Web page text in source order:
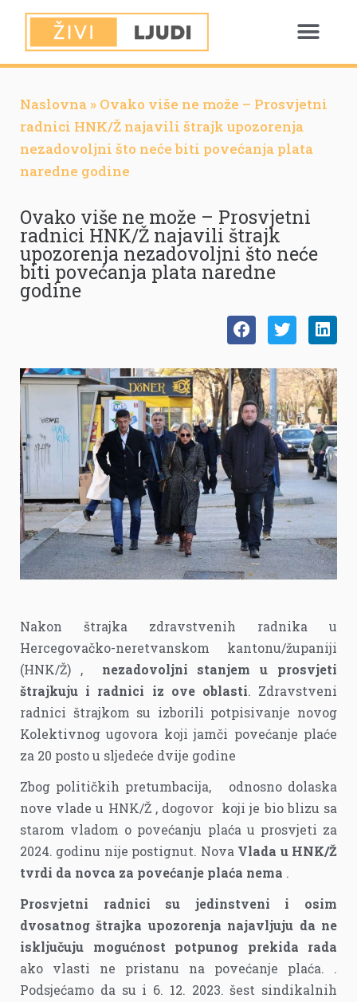
Naslovna » Ovako više ne može – Prosvjetni
radnici HNK/Ž najavili štrajk upozorenja
nezadovoljni što neće biti povećanja plata
naredne godine
Ovako više ne može – Prosvjetni
radnici HNK/Ž najavili štrajk
upozorenja nezadovoljni što neće
biti povećanja plata naredne
godine
Nakon štrajka zdravstvenih radnika u
Hercegovačko-neretvanskom kantonu/županiji
(HNK/Ž) , nezadovoljni stanjem u prosvjeti
štrajkuju i radnici iz ove oblasti. Zdravstveni
radnici štrajkom su izborili potpisivanje novog
Kolektivnog ugovora koji jamči povećanje plaće
za 20 posto u sljedeće dvije godine
Zbog političkih pretumbacija, odnosno dolaska
nove vlade u HNK/Ž , dogovor koji je bio blizu sa
starom vladom o povećanju plaća u prosvjeti za
2024. godinu nije postignut. Nova Vlada u HNK/Ž
tvrdi da novca za povećanje plaća nema .
Prosvjetni radnici su jedinstveni i osim
dvosatnog štrajka upozorenja najavljuju da ne
isključuju mogućnost potpunog prekida rada
ako vlasti ne pristanu na povećanje plaća. .
Podsjećamo da su i 6. 12. 2023. šest sindikalnih